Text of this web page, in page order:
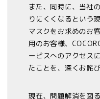
また、同時に、当社
りにくくなるという
マスクをお求めのお
用のお客様、
ービスへのアクセス
たことを、深くお詫
現在、問題解消を図